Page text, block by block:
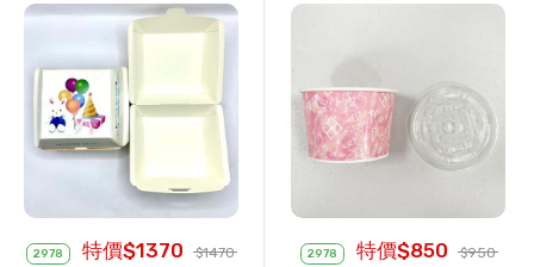
2978 特價$1370 $1470 2978 特價$850 $950